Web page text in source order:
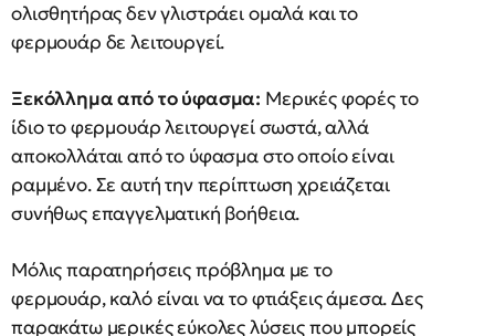
ολισθητήρας δεν γλιστράει ομαλά και το
φερμουάρ δε λειτουργεί.
Ξεκόλλημα από το ύφασμα: Μερικές φορές το
ίδιο το φερμουάρ λειτουργεί σωστά, αλλά
αποκολλάται από το ύφασμα στο οποίο είναι
ραμμένο. Σε αυτή την περίπτωση χρειάζεται
συνήθως επαγγελματική βοήθεια.
Μόλις παρατηρήσεις πρόβλημα με το
φερμουάρ, καλό είναι να το φτιάξεις άμεσα. Δες
παρακάτω μερικές εύκολες λύσεις που μπορείς